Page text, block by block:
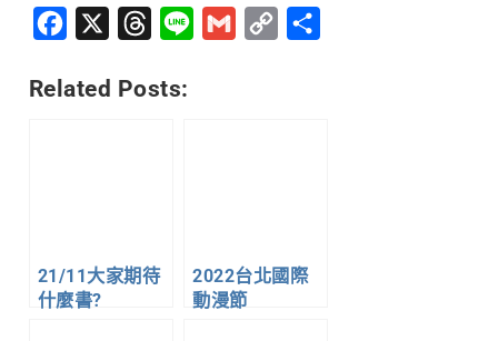
Facebook Threads
Line Gmail
Copy
Related Posts:
21/11大家期待
什麼書?
2022台北國際
動漫節